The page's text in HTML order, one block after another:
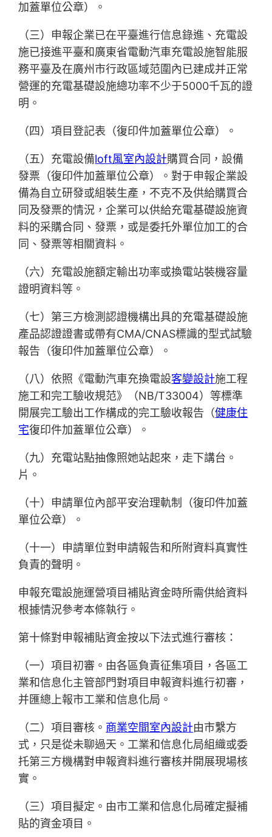
加蓋單位公章）。
（三）申報企業已在平臺進行信息錄進、充電設
施已接進平臺和廣東省電動汽車充電設施智能服
務平臺及在廣州市行政區域范圍內已建成并正常
營運的充電基礎設施總功率不少于5000千瓦的證
明。
（四）項目登記表（復印件加蓋單位公章）。
（五）充電設備loft風室內設計購買合同，設備
發票（復印件加蓋單位公章）。對于申報企業設
備為自立研發或組裝生產，不克不及供給購買合
同及發票的情況，企業可以供給充電基礎設施資
料的采購合同、發票，或是委托外單位加工的合
同、發票等相關資料。
（六）充電設施額定輸出功率或換電站裝機容量
證明資料等。
（七）第三方檢測認證機構出具的充電基礎設施
產品認證證書或帶有CMA/CNAS標識的型式試驗
報告（復印件加蓋單位公章）。
（八）依照《電動汽車充換電設客變設計施工程
施工和完工驗收規范》（NB/T33004）等標準
開展完工驗出工作構成的完工驗收報告（健康住
宅復印件加蓋單位公章）。
（九）充電站點抽像照她站起來，走下講台。
片。
（十）申請單位內部平安治理軌制（復印件加蓋
單位公章）。
（十一）申請單位對申請報告和所附資料真實性
負責的聲明。
申報充電設施運營項目補貼資金時所需供給資料
根據情況參考本條執行。
第十條對申報補貼資金按以下法式進行審核：
（一）項目初審。由各區負責征集項目，各區工
業和信息化主管部門對項目申報資料進行初審，
并匯總上報市工業和信息化局。
（二）項目審核。 商業空間室內設計由市繫方
式，只是從未聊過天。工業和信息化局組織或委
托第三方機構對申報資料進行審核并開展現場核
實。
（三）項目擬定。由市工業和信息化局確定擬補
貼的資金項目。